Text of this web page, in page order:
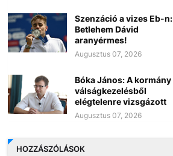
Szenzáció a vizes Eb-n:
Betlehem Dávid
aranyérmes!
Augusztus 07, 2026
Bóka János: A kormány
válságkezelésből
elégtelenre vizsgázott
Augusztus 07, 2026
HOZZÁSZÓLÁSOK